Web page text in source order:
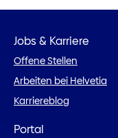
Jobs & Karriere
Offene Stellen
Arbeiten bei Helvetia
Karriereblog
Portal